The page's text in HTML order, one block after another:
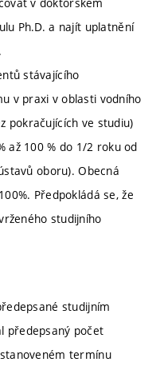
Ph.D. a najít uplatnění
stávajícího
v praxi v oblasti vodního
pokračujících ve studiu)
až 100 % do 1/2 roku od
oboru). Obecná
Předpokládá se, že
studijního
studijním
předepsaný počet
termínu